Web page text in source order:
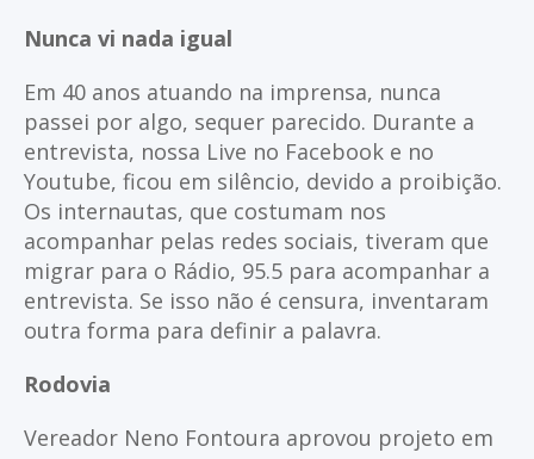
Nunca vi nada igual
Em 40 anos atuando na imprensa, nunca
passei por algo, sequer parecido. Durante a
entrevista, nossa Live no Facebook e no
Youtube, ficou em silêncio, devido a proibição.
Os internautas, que costumam nos
acompanhar pelas redes sociais, tiveram que
migrar para o Rádio, 95.5 para acompanhar a
entrevista. Se isso não é censura, inventaram
outra forma para definir a palavra.
Rodovia
Vereador Neno Fontoura aprovou projeto em